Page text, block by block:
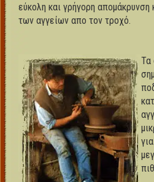
εύκολη και γρήγορη
των αγγείων απο τον τροχό.
Τα